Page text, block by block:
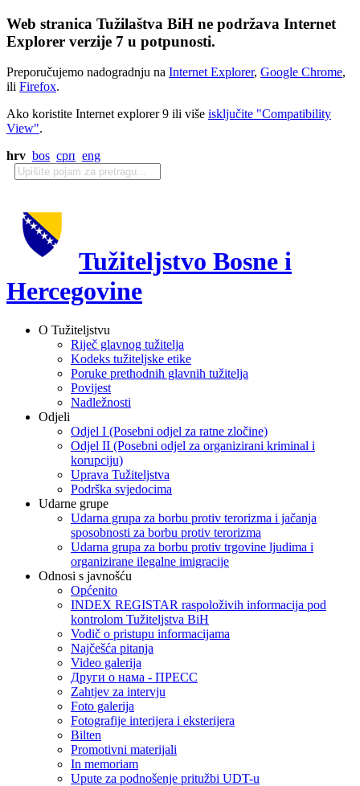
Web stranica Tužilaštva BiH ne podržava Internet
Explorer verzije 7 u potpunosti.
Preporučujemo nadogradnju na Internet Explorer, Google Chrome,
ili Firefox.
Ako koristite Internet explorer 9 ili više isključite "Compatibility
View".
hrv bos срп eng
Tužiteljstvo Bosne i
Hercegovine
O Tužiteljstvu
Riječ glavnog tužitelja
Kodeks tužiteljske etike
Poruke prethodnih glavnih tužitelja
Povijest
Nadležnosti
Odjeli
Odjel I (Posebni odjel za ratne zločine)
Odjel II (Posebni odjel za organizirani kriminal i
korupciju)
Uprava Tužiteljstva
Podrška svjedocima
Udarne grupe
Udarna grupa za borbu protiv terorizma i jačanja
sposobnosti za borbu protiv terorizma
Udarna grupa za borbu protiv trgovine ljudima i
organizirane ilegalne imigracije
Odnosi s javnošću
Općenito
INDEX REGISTAR raspoloživih informacija pod
kontrolom Tužiteljstva BiH
Vodič o pristupu informacijama
Najčešća pitanja
Video galerija
Други о нама - ПРЕСC
Zahtjev za intervju
Foto galerija
Fotografije interijera i eksterijera
Bilten
Promotivni materijali
In memoriam
Upute za podnošenje pritužbi UDT-u